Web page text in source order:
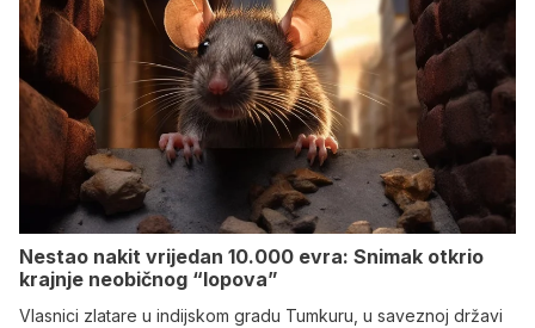
Nestao nakit vrijedan 10.000 evra: Snimak otkrio
krajnje neobičnog “lopova”
Vlasnici zlatare u indijskom gradu Tumkuru, u saveznoj državi